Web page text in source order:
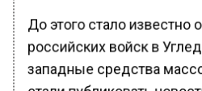
До этого стало известно
российских войск в
западные средства